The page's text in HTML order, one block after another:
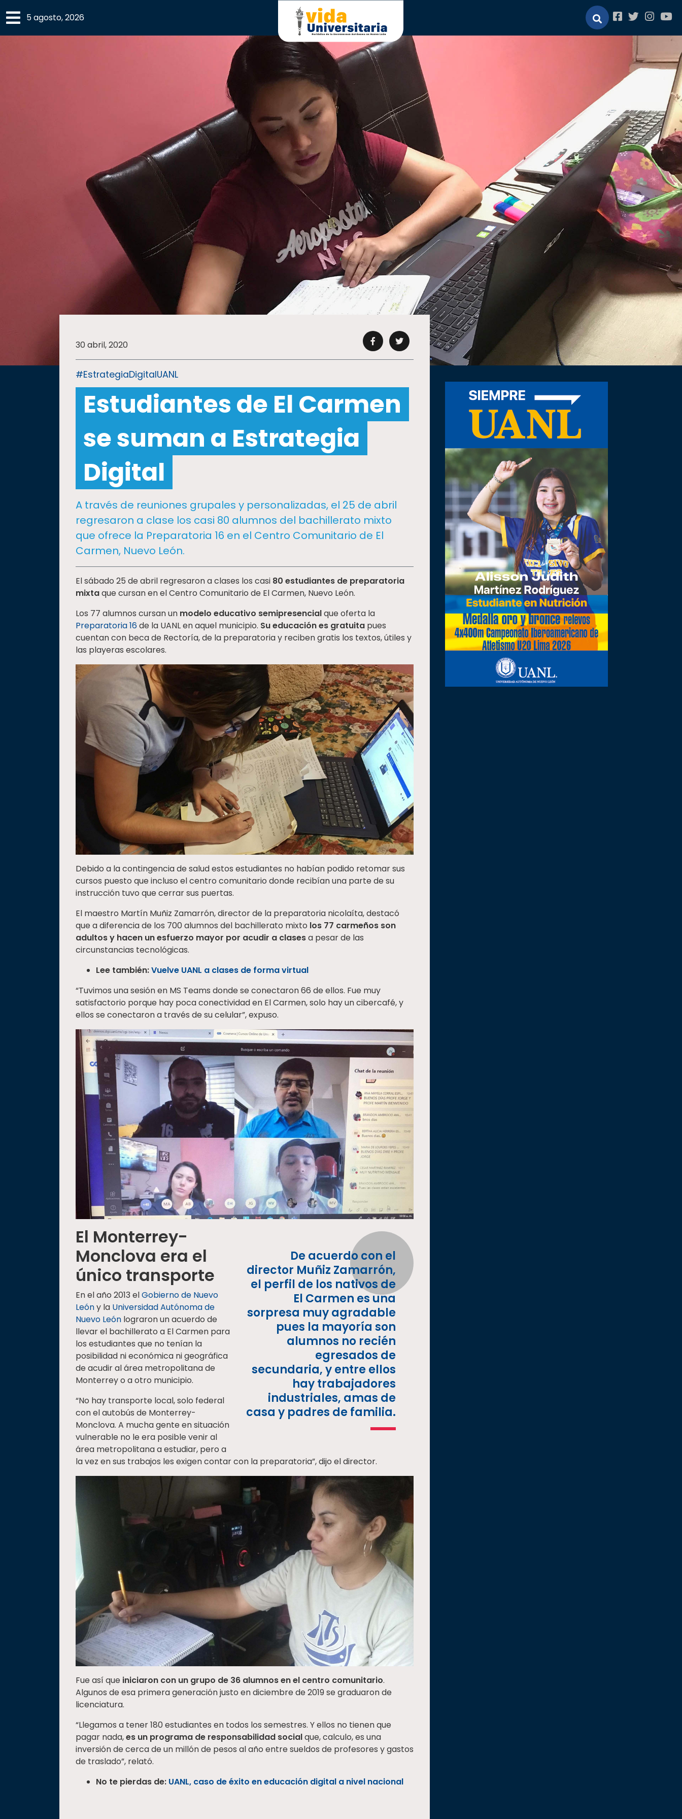
×
educativa
Internacionalización
5 agosto, 2026
30 abril, 2020
#EstrategiaDigitalUANL
Estudiantes de El Carmen
se suman a Estrategia
Digital
A través de reuniones grupales y personalizadas, el 25 de abril
regresaron a clase los casi 80 alumnos del bachillerato mixto
que ofrece la Preparatoria 16 en el Centro Comunitario de El
Carmen, Nuevo León.
El sábado 25 de abril regresaron a clases los casi 80 estudiantes de preparatoria
mixtaque cursan en el Centro Comunitario de El Carmen, Nuevo León.
Los 77 alumnos cursan un modelo educativo semipresencialque oferta la
Preparatoria 16de la UANL en aquel municipio. Su educación es gratuita pues
cuentan con beca de Rectoría, de la preparatoria y reciben gratis los textos, útiles y
las playeras escolares.
Debido a la contingencia de salud estos estudiantes no habían podido retomar sus
cursos puesto que incluso el centro comunitario donde recibían una parte de su
instrucción tuvo que cerrar sus puertas.
El maestro Martín Muñiz Zamarrón, director de la preparatoria nicolaíta, destacó
que a diferencia de los 700 alumnos del bachillerato mixto los 77 carmeños son
adultos y hacen un esfuerzo mayor por acudir a clasesa pesar de las
circunstancias tecnológicas.
Lee también:Vuelve UANL a clases de forma virtual
“Tuvimos una sesión en MS Teams donde se conectaron 66 de ellos. Fue muy
satisfactorio porque hay poca conectividad en El Carmen, solo hay un cibercafé, y
ellos se conectaron a través de su celular”, expuso.
De acuerdo con el
director Muñiz Zamarrón,
el perfil de los nativos de
El Carmen es una
sorpresa muy agradable
pues la mayoría son
alumnos no recién
egresados de
secundaria, y entre ellos
hay trabajadores
industriales, amas de
casa y padres de familia.
El Monterrey-
Monclova era el
único transporte
En el año 2013 elGobierno de Nuevo
Leóny la Universidad Autónoma de
Nuevo León lograron un acuerdo de
llevar el bachillerato a El Carmen para
los estudiantes que no tenían la
posibilidad ni económica ni geográfica
de acudir al área metropolitana de
Monterrey o a otro municipio.
“No hay transporte local, solo federal
con el autobús de Monterrey-
Monclova. A mucha gente en situación
vulnerable no le era posible venir al
área metropolitana a estudiar, pero a
la vez en sus trabajos les exigen contar con la preparatoria”, dijo el director.
Fue así que iniciaron con un grupo de 36 alumnos en el centro comunitario.
Algunos de esa primera generación justo en diciembre de 2019 se graduaron de
licenciatura.
“Llegamos a tener 180 estudiantes en todos los semestres. Y ellos no tienen que
pagar nada,es un programa de responsabilidad socialque, calculo, es una
inversión de cerca de un millón de pesos al año entre sueldos de profesores y gastos
de traslado”, relató.
No te pierdas de: UANL, caso de éxito en educación digital a nivel nacional